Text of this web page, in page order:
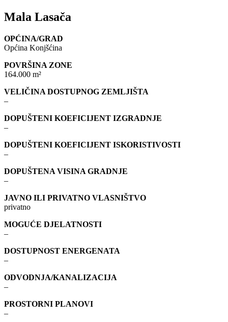
Mala Lasača
OPĆINA/GRAD
Općina Konjšćina
POVRŠINA ZONE
164.000 m²
VELIČINA DOSTUPNOG ZEMLJIŠTA
–
DOPUŠTENI KOEFICIJENT IZGRADNJE
–
DOPUŠTENI KOEFICIJENT ISKORISTIVOSTI
–
DOPUŠTENA VISINA GRADNJE
–
JAVNO ILI PRIVATNO VLASNIŠTVO
privatno
MOGUĆE DJELATNOSTI
–
DOSTUPNOST ENERGENATA
–
ODVODNJA/KANALIZACIJA
–
PROSTORNI PLANOVI
–